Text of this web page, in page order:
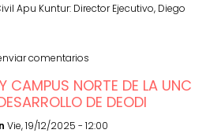
Apu Kuntur: Director Ejecutivo, Diego
comentarios
CAMPUS NORTE DE LA UNC
DE DEODI
Vie, 19/12/2025 - 12:00